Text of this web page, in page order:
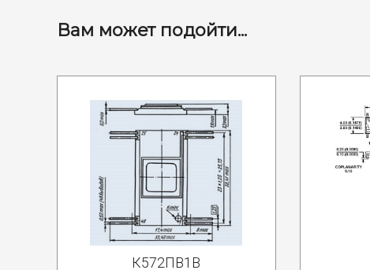
Вам может подойти...
К572ПВ1В